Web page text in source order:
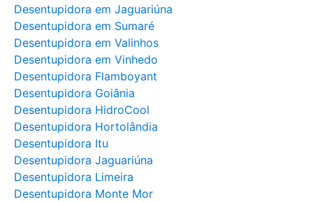
Desentupidora em Jaguariúna
Desentupidora em Sumaré
Desentupidora em Valinhos
Desentupidora em Vinhedo
Desentupidora Flamboyant
Desentupidora Goiânia
Desentupidora HidroCool
Desentupidora Hortolândia
Desentupidora Itu
Desentupidora Jaguariúna
Desentupidora Limeira
Desentupidora Monte Mor